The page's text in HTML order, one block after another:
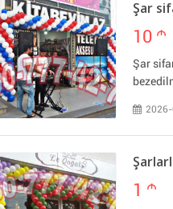
Şar
10 m
Şar
1 m